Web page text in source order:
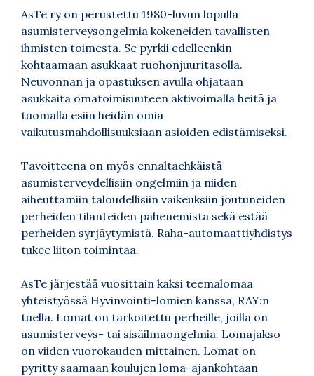
AsTe ry on perustettu 1980-luvun lopulla
asumisterveysongelmia kokeneiden tavallisten
ihmisten toimesta. Se pyrkii edelleenkin
kohtaamaan asukkaat ruohonjuuritasolla.
Neuvonnan ja opastuksen avulla ohjataan
asukkaita omatoimisuuteen aktivoimalla heitä ja
tuomalla esiin heidän omia
vaikutusmahdollisuuksiaan asioiden edistämiseksi.
Tavoitteena on myös ennaltaehkäistä
asumisterveydellisiin ongelmiin ja niiden
aiheuttamiin taloudellisiin vaikeuksiin joutuneiden
perheiden tilanteiden pahenemista sekä estää
perheiden syrjäytymistä. Raha-automaattiyhdistys
tukee liiton toimintaa.
AsTe järjestää vuosittain kaksi teemalomaa
yhteistyössä Hyvinvointi-lomien kanssa, RAY:n
tuella. Lomat on tarkoitettu perheille, joilla on
asumisterveys- tai sisäilmaongelmia. Lomajakso
on viiden vuorokauden mittainen. Lomat on
pyritty saamaan koulujen loma-ajankohtaan